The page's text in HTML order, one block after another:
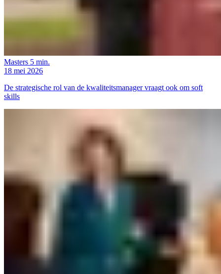
Masters 5 min.
18 mei 2026
De strategische rol van de kwaliteitsmanager vraagt ook om soft
skills